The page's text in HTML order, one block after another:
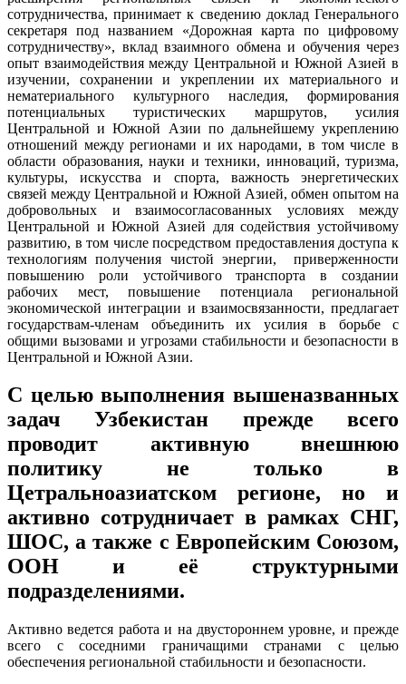
сотрудничества, принимает к сведению доклад Генерального
секретаря под названием «Дорожная карта по цифровому
сотрудничеству», вклад взаимного обмена и обучения через
опыт взаимодействия между Центральной и Южной Азией в
изучении, сохранении и укреплении их материального и
нематериального культурного наследия, формирования
потенциальных туристических маршрутов, усилия
Центральной и Южной Азии по дальнейшему укреплению
отношений между регионами и их народами, в том числе в
области образования, науки и техники, инноваций, туризма,
культуры, искусства и спорта, важность энергетических
связей между Центральной и Южной Азией, обмен опытом на
добровольных и взаимосогласованных условиях между
Центральной и Южной Азией для содействия устойчивому
развитию, в том числе посредством предоставления доступа к
технологиям получения чистой энергии, приверженности
повышению роли устойчивого транспорта в создании
рабочих мест, повышение потенциала региональной
экономической интеграции и взаимосвязанности, предлагает
государствам-членам объединить их усилия в борьбе с
общими вызовами и угрозами стабильности и безопасности в
Центральной и Южной Азии.
С целью выполнения вышеназванных
задач Узбекистан прежде всего
проводит активную внешнюю
политику не только в
Цетральноазиатском регионе, но и
активно сотрудничает в рамках СНГ,
ШОС, а также с Европейским Союзом,
ООН и её структурными
подразделениями.
Активно ведется работа и на двустороннем уровне, и прежде
всего с соседними граничащими странами с целью
обеспечения региональной стабильности и безопасности.